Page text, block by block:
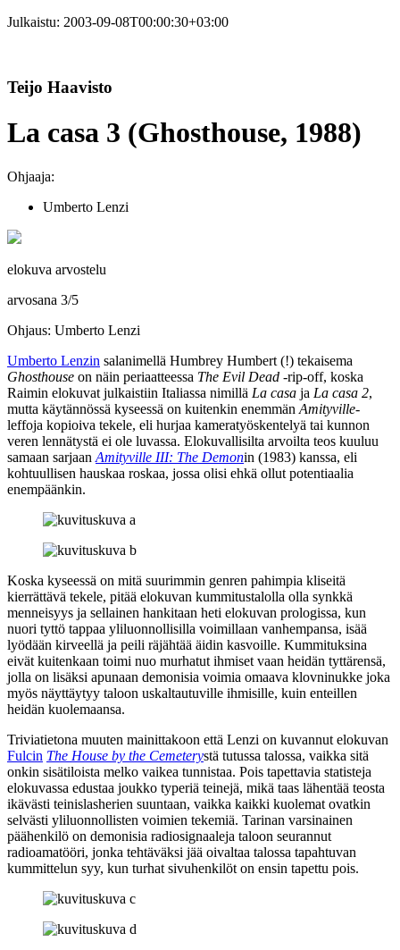
Julkaistu: 2003-09-08T00:00:30+03:00
Teijo Haavisto
La casa 3 (Ghosthouse, 1988)
Ohjaaja:
Umberto Lenzi
elokuva arvostelu
arvosana 3/5
Ohjaus: Umberto Lenzi
Umberto Lenzin salanimellä Humbrey Humbert (!) tekaisema
Ghosthouse on näin periaatteessa The Evil Dead ‑rip‑off, koska
Raimin elokuvat julkaistiin Italiassa nimillä La casa ja La casa 2,
mutta käytännössä kyseessä on kuitenkin enemmän Amityville-
leffoja kopioiva tekele, eli hurjaa kameratyöskentelyä tai kunnon
veren lennätystä ei ole luvassa. Elokuvallisilta arvoilta teos kuuluu
samaan sarjaan Amityville III: The Demonin (1983) kanssa, eli
kohtuullisen hauskaa roskaa, jossa olisi ehkä ollut potentiaalia
enempäänkin.
Koska kyseessä on mitä suurimmin genren pahimpia kliseitä
kierrättävä tekele, pitää elokuvan kummitustalolla olla synkkä
menneisyys ja sellainen hankitaan heti elokuvan prologissa, kun
nuori tyttö tappaa yliluonnollisilla voimillaan vanhempansa, isää
lyödään kirveellä ja peili räjähtää äidin kasvoille. Kummituksina
eivät kuitenkaan toimi nuo murhatut ihmiset vaan heidän tyttärensä,
jolla on lisäksi apunaan demonisia voimia omaava klovninukke joka
myös näyttäytyy taloon uskaltautuville ihmisille, kuin enteillen
heidän kuolemaansa.
Triviatietona muuten mainittakoon että Lenzi on kuvannut elokuvan
Fulcin The House by the Cemeterystä tutussa talossa, vaikka sitä
onkin sisätiloista melko vaikea tunnistaa. Pois tapettavia statisteja
elokuvassa edustaa joukko typeriä teinejä, mikä taas lähentää teosta
ikävästi teinislasherien suuntaan, vaikka kaikki kuolemat ovatkin
selvästi yliluonnollisten voimien tekemiä. Tarinan varsinainen
päähenkilö on demonisia radiosignaaleja taloon seurannut
radioamatööri, jonka tehtäväksi jää oivaltaa talossa tapahtuvan
kummittelun syy, kun turhat sivuhenkilöt on ensin tapettu pois.